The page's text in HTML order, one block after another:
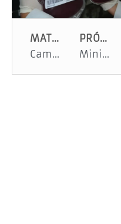
MATÉRIA ANTERIOR
Campanha conscientiza sobre a invisibilidade do trabalho infantil
PRÓXIMA MATÉRIA
Ministro Márcio Macêdo anuncia novo campus da UFS em Sergipe